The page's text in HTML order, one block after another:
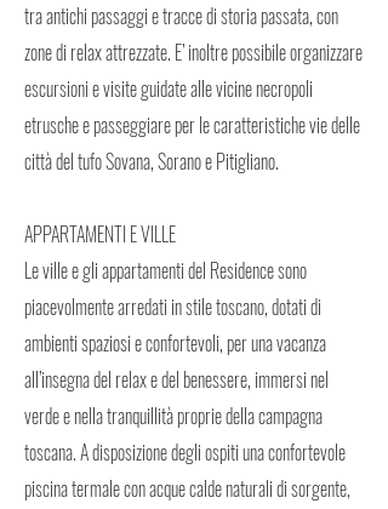
tra antichi passaggi e tracce di storia passata, con
zone di relax attrezzate. E’ inoltre possibile organizzare
escursioni e visite guidate alle vicine necropoli
etrusche e passeggiare per le caratteristiche vie delle
città del tufo Sovana, Sorano e Pitigliano.
APPARTAMENTI E VILLE
Le ville e gli appartamenti del Residence sono
piacevolmente arredati in stile toscano, dotati di
ambienti spaziosi e confortevoli, per una vacanza
all’insegna del relax e del benessere, immersi nel
verde e nella tranquillità proprie della campagna
toscana. A disposizione degli ospiti una confortevole
piscina termale con acque calde naturali di sorgente,